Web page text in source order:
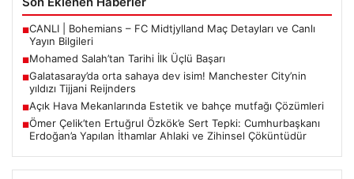
■CANLI | Bohemians – FC Midtjylland Maç Detayları ve Canlı
Yayın Bilgileri
■Mohamed Salah’tan Tarihi İlk Üçlü Başarı
■Galatasaray’da orta sahaya dev isim! Manchester City’nin
yıldızı Tijjani Reijnders
■Açık Hava Mekanlarında Estetik ve bahçe mutfağı Çözümleri
■Ömer Çelik’ten Ertuğrul Özkök’e Sert Tepki: Cumhurbaşkanı
Erdoğan’a Yapılan İthamlar Ahlaki ve Zihinsel Çöküntüdür